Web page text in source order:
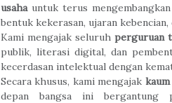
usaha untuk terus
bentuk kekerasan, ujaran
Kami mengajak seluruh perguruan
publik, literasi digital, dan
kecerdasan intelektual dengan
Secara khusus, kami mengajak
depan bangsa ini bergantung